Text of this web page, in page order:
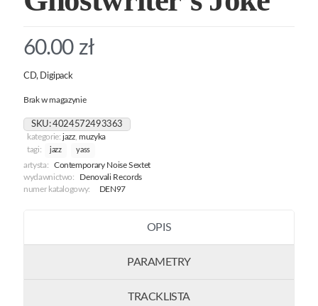
60.00 zł
CD, Digipack
Brak w magazynie
SKU:4024572493363
kategorie: jazz,muzyka
tagi:
jazz yass
artysta:
Contemporary Noise Sextet
wydawnictwo:
Denovali Records
numer katalogowy:
DEN97
OPIS
PARAMETRY
TRACKLISTA